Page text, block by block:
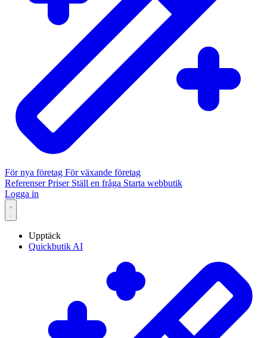
För nya företag För växande företag
ReferenserPriser Ställ en fråga Starta webbutik
Logga in
Upptäck
Quickbutik AI